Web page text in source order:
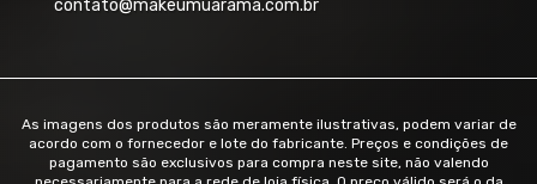
contato@makeumuarama.com.br
As imagens dos produtos são meramente ilustrativas, podem variar de
acordo com o fornecedor e lote do fabricante. Preços e condições de
pagamento são exclusivos para compra neste site, não valendo